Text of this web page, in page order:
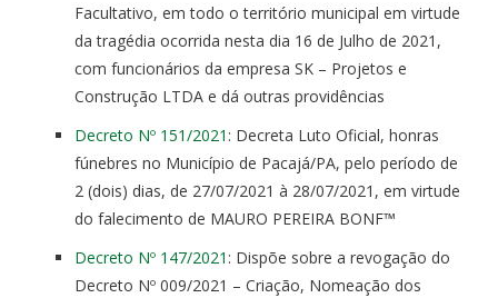
Facultativo, em todo o território municipal em virtude
da tragédia ocorrida nesta dia 16 de Julho de 2021,
com funcionários da empresa SK – Projetos e
Construção LTDA e dá outras providências
Decreto Nº 151/2021 : Decreta Luto Oficial, honras
fúnebres no Município de Pacajá/PA, pelo período de
2 (dois) dias, de 27/07/2021 à 28/07/2021, em virtude
do falecimento de MAURO PEREIRA BONF™
Decreto Nº 147/2021 : Dispõe sobre a revogação do
Decreto Nº 009/2021 – Criação, Nomeação dos